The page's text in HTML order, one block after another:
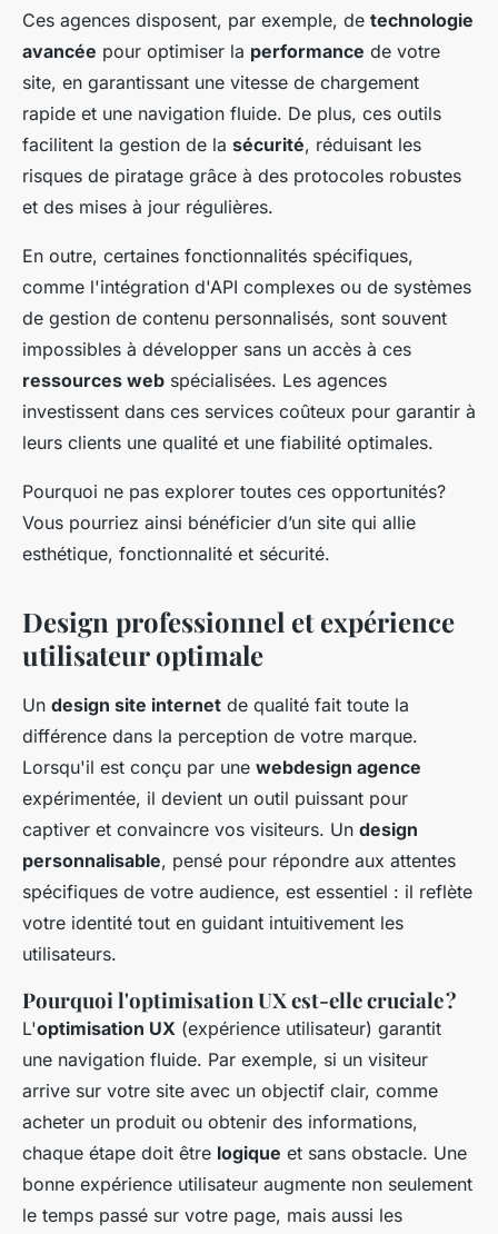
Ces agences disposent, par exemple, de technologie
avancée pour optimiser la performance de votre
site, en garantissant une vitesse de chargement
rapide et une navigation fluide. De plus, ces outils
facilitent la gestion de la sécurité, réduisant les
risques de piratage grâce à des protocoles robustes
et des mises à jour régulières.
En outre, certaines fonctionnalités spécifiques,
comme l'intégration d'API complexes ou de systèmes
de gestion de contenu personnalisés, sont souvent
impossibles à développer sans un accès à ces
ressources web spécialisées. Les agences
investissent dans ces services coûteux pour garantir à
leurs clients une qualité et une fiabilité optimales.
Pourquoi ne pas explorer toutes ces opportunités?
Vous pourriez ainsi bénéficier d’un site qui allie
esthétique, fonctionnalité et sécurité.
Design professionnel et expérience
utilisateur optimale
Un design site internet de qualité fait toute la
différence dans la perception de votre marque.
Lorsqu'il est conçu par une webdesign agence
expérimentée, il devient un outil puissant pour
captiver et convaincre vos visiteurs. Un design
personnalisable, pensé pour répondre aux attentes
spécifiques de votre audience, est essentiel : il reflète
votre identité tout en guidant intuitivement les
utilisateurs.
Pourquoi l'optimisation UX est-elle cruciale ?
L'optimisation UX (expérience utilisateur) garantit
une navigation fluide. Par exemple, si un visiteur
arrive sur votre site avec un objectif clair, comme
acheter un produit ou obtenir des informations,
chaque étape doit être logique et sans obstacle. Une
bonne expérience utilisateur augmente non seulement
le temps passé sur votre page, mais aussi les